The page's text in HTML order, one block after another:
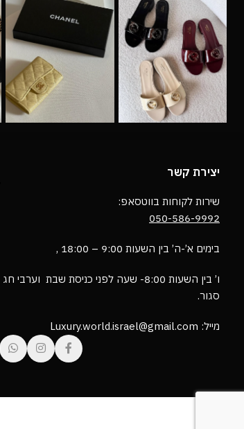
יצירת קשר
שירות לקוחות בווטסאפ:
050-586-9992
בימים א’-ה’ בין השעות 9:00 – 18:00 ,
ו’ בין השעות 8:00- שעה לפני כניסת שבת וערבי חג
סגור.
מייל: Luxury.world.israel@gmail.com